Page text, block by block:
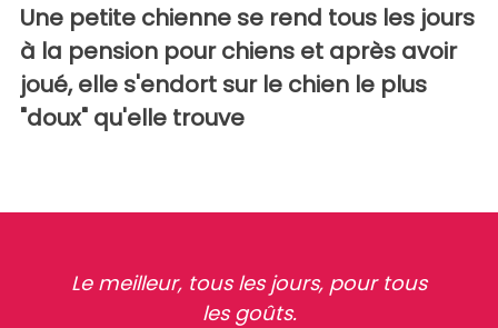
Une petite chienne se rend tous les jours
à la pension pour chiens et après avoir
joué, elle s'endort sur le chien le plus
"doux" qu'elle trouve
Le meilleur, tous les jours, pour tous
les goûts.